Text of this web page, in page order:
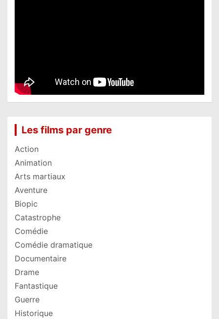
Les films par genre
Action
Animation
Arts martiaux
Aventure
Biopic
Catastrophe
Comédie
Comédie dramatique
Documentaire
Drame
Fantastique
Guerre
Historique